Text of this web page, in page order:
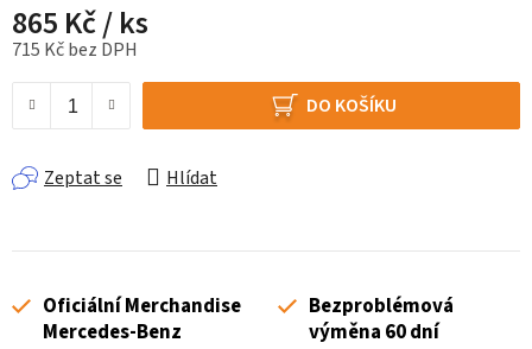
865 Kč/ ks
715 Kč bez DPH
DO KOŠÍKU
Zeptat se Hlídat
Oficiální Merchandise
Mercedes-Benz
Bezproblémová
výměna 60 dní